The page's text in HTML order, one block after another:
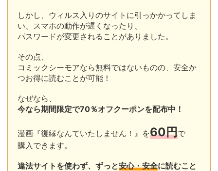
しかし、ウィルス入りのサイトに引っかかってしま
い、スマホの動作が遅くなったり、
パスワードが変更されることがありました。
その点、
コミックシーモアなら無料ではないものの、安全か
つお得に読むことが可能！
なぜなら、
今なら期間限定で70％オフクーポンを配布中！
漫画『復縁なんていたしません！』を60円で
購入できます。
違法サイトを使わず、ずっと安心・安全に読むこと